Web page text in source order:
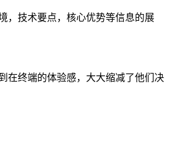
，技术要点，核心优势等信息的展
在终端的体验感，大大缩减了他们决